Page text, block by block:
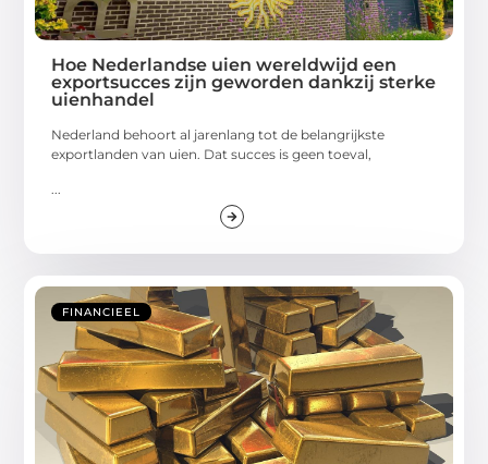
Hoe Nederlandse uien wereldwijd een
exportsucces zijn geworden dankzij sterke
uienhandel
Nederland behoort al jarenlang tot de belangrijkste
exportlanden van uien. Dat succes is geen toeval,
FINANCIEEL